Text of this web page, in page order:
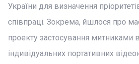
України для визначення
співпраці. Зокрема, йшлося про
проекту застосування митниками
індивідуальних портативних